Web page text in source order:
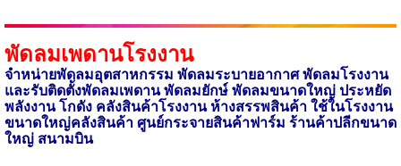
พัดลมเพดานโรงงาน
จำหน่ายพัดลมอุตสาหกรรม พัดลมระบายอากาศ พัดลมโรงงาน
และรับติดตั้งพัดลมเพดาน พัดลมยักษ์ พัดลมขนาดใหญ่ประหยัด
พลังงาน โกดัง คลังสินค้าโรงงาน ห้างสรรพสินค้า ใช้ในโรงงาน
ขนาดใหญ่คลังสินค้า ศูนย์กระจายสินค้าฟาร์ม ร้านค้าปลีกขนาด
ใหญ่ สนามบิน